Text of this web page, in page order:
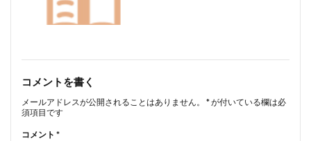
コメントを書く
メールアドレスが公開されることはありません。 *が付いている欄は必
須項目です
コメント *